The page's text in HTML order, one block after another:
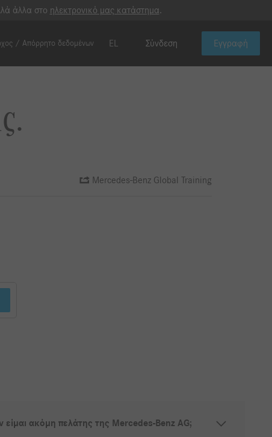
άλλα στο ηλεκτρονικό μας κατάστημα.
/ Απόρρητο δεδομένων EL Σύνδεση Εγγραφή
Mercedes-Benz Global Training
ακόμη πελάτης της Mercedes-Benz AG;